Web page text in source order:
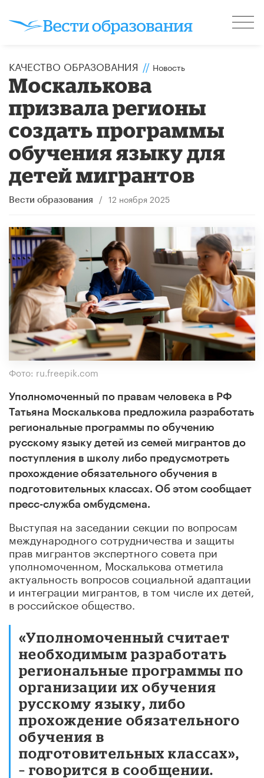
КАЧЕСТВО ОБРАЗОВАНИЯ // Новость
Москалькова
призвала регионы
создать программы
обучения языку для
детей мигрантов
Вести образования / 12 ноября 2025
Фото: ru.freepik.com
Уполномоченный по правам человека в РФ
Татьяна Москалькова предложила разработать
региональные программы по обучению
русскому языку детей из семей мигрантов до
поступления в школу либо предусмотреть
прохождение обязательного обучения в
подготовительных классах. Об этом сообщает
пресс-служба омбудсмена.
Выступая на заседании секции по вопросам
международного сотрудничества и защиты
прав мигрантов экспертного совета при
уполномоченном, Москалькова отметила
актуальность вопросов социальной адаптации
и интеграции мигрантов, в том числе их детей,
в российское общество.
«Уполномоченный считает
необходимым разработать
региональные программы по
организации их обучения
русскому языку, либо
прохождение обязательного
обучения в
подготовительных классах»,
– говорится в сообщении.